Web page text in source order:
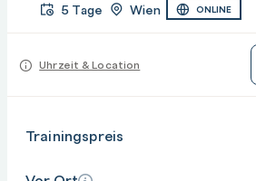
5 Tage Wien ONLINE
Uhrzeit & Location
Trainingspreis